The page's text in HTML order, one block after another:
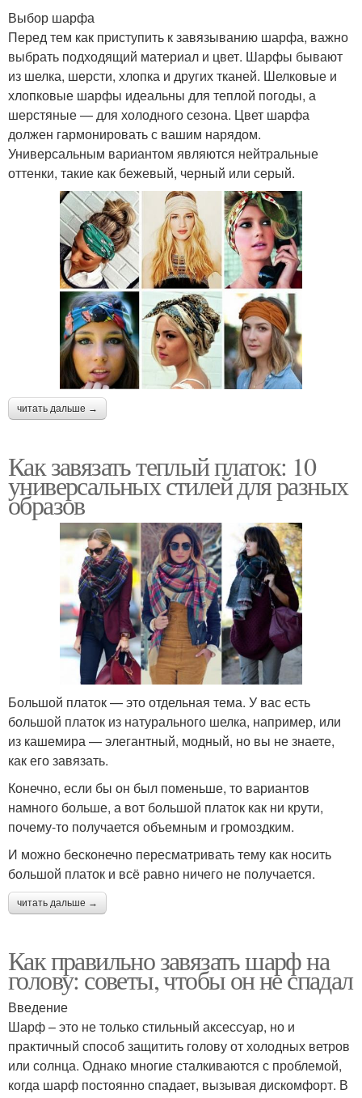
Выбор шарфа
Перед тем как приступить к завязыванию шарфа, важно
выбрать подходящий материал и цвет. Шарфы бывают
из шелка, шерсти, хлопка и других тканей. Шелковые и
хлопковые шарфы идеальны для теплой погоды, а
шерстяные — для холодного сезона. Цвет шарфа
должен гармонировать с вашим нарядом.
Универсальным вариантом являются нейтральные
оттенки, такие как бежевый, черный или серый.
читать дальше →
Как завязать теплый платок: 10
универсальных стилей для разных
образов
Большой платок — это отдельная тема. У вас есть
большой платок из натурального шелка, например, или
из кашемира — элегантный, модный, но вы не знаете,
как его завязать.
Конечно, если бы он был поменьше, то вариантов
намного больше, а вот большой платок как ни крути,
почему-то получается объемным и громоздким.
И можно бесконечно пересматривать тему как носить
большой платок и всё равно ничего не получается.
читать дальше →
Как правильно завязать шарф на
голову: советы, чтобы он не спадал
Введение
Шарф – это не только стильный аксессуар, но и
практичный способ защитить голову от холодных ветров
или солнца. Однако многие сталкиваются с проблемой,
когда шарф постоянно спадает, вызывая дискомфорт. В